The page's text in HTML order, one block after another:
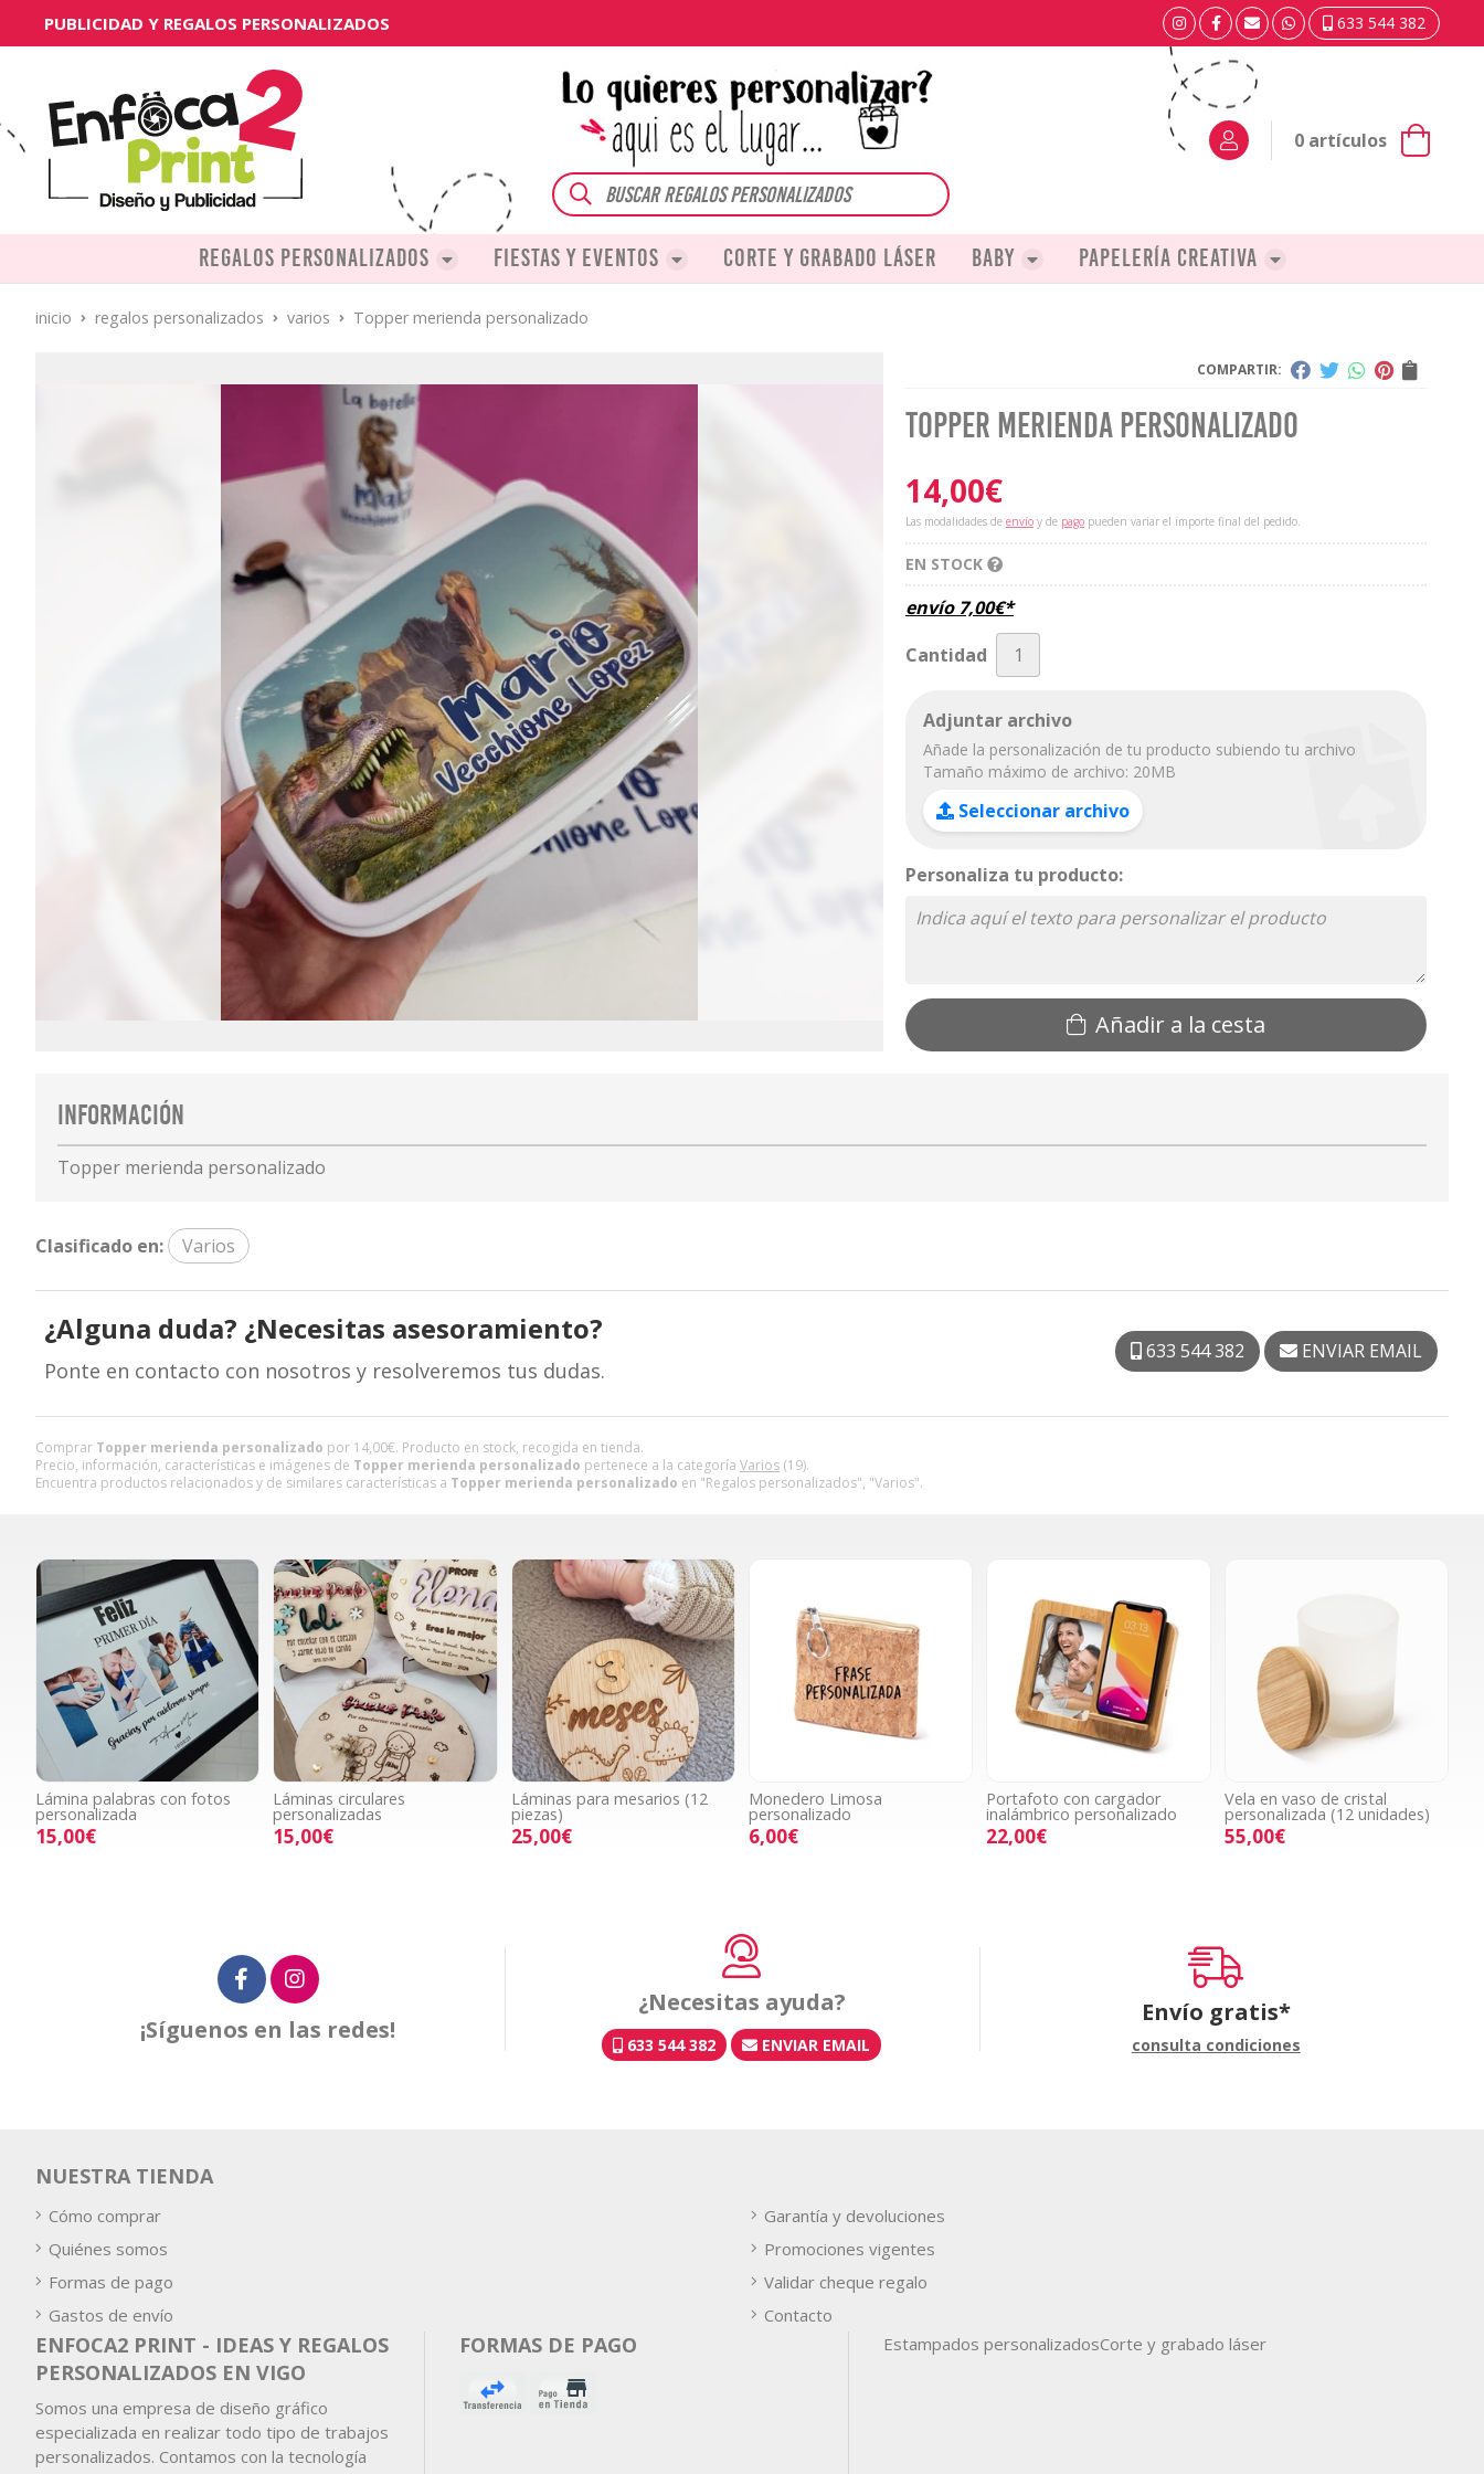
PUBLICIDAD Y REGALOS PERSONALIZADOS 633 544 382
Buscar
0 artículos
Regalos personalizados Fiestas y eventos Corte y grabado láser Baby Papelería creativa
inicio regalos personalizados varios Topper merienda personalizado
COMPARTIR:
Topper merienda personalizado
14,00€
Las modalidades de envío y de pago pueden variar el importe final del pedido.
EN STOCK
envío 7,00€*
Cantidad
Adjuntar archivo
Añade la personalización de tu producto subiendo tu archivo
Tamaño máximo de archivo: 20MB
Seleccionar archivo
Personaliza tu producto:
Añadir a la cesta
Comprar Topper merienda personalizado por 14,00€. Producto en stock, recogida en tienda.
Precio, información, características e imágenes de Topper merienda personalizado pertenece a la categoría Varios (19).
Encuentra productos relacionados y de similares características a Topper merienda personalizado en "Regalos personalizados", "Varios".
Información
Topper merienda personalizado
Clasificado en: Varios
¿Alguna duda? ¿Necesitas asesoramiento?
Ponte en contacto con nosotros y resolveremos tus dudas.
633 544 382 ENVIAR EMAIL
Lámina palabras con fotos
personalizada
15,00€
Láminas circulares
personalizadas
15,00€
Láminas para mesarios (12
piezas)
25,00€
Monedero Limosa
personalizado
6,00€
Portafoto con cargador
inalámbrico personalizado
22,00€
Vela en vaso de cristal
personalizada (12 unidades)
55,00€
¡Síguenos en las redes!
¿Necesitas ayuda?
633 544 382 ENVIAR EMAIL
Envío gratis*
consulta condiciones
ENFOCA2 PRINT - IDEAS Y REGALOS
PERSONALIZADOS EN VIGO
Somos una empresa de diseño gráfico
especializada en realizar todo tipo de trabajos
personalizados. Contamos con la tecnología
FORMAS DE PAGO
NUESTRA TIENDA
Cómo comprar
Quiénes somos
Formas de pago
Gastos de envío
Garantía y devoluciones
Promociones vigentes
Validar cheque regalo
Contacto
Estampados personalizadosCorte y grabado láser